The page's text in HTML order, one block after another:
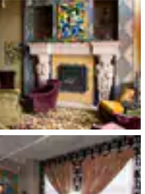
New Zealand
English